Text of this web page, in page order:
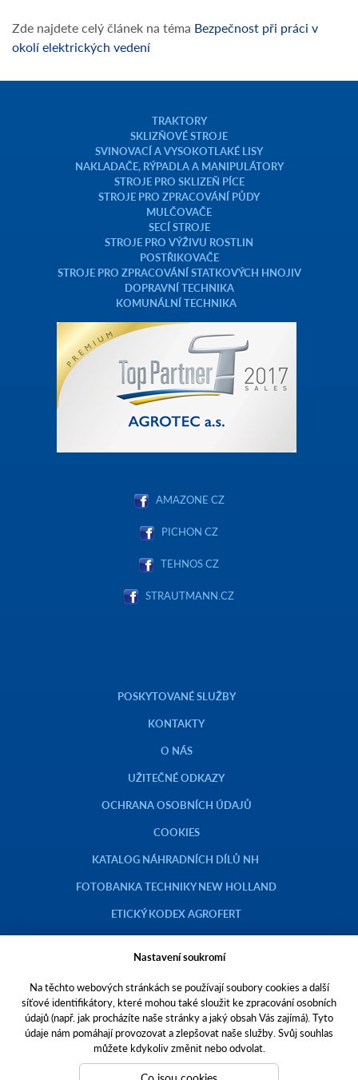
Zde najdete celý článek na téma Bezpečnost při práci v
okolí elektrických vedení
TRAKTORY
SKLIZŇOVÉ STROJE
SVINOVACÍ A VYSOKOTLAKÉ LISY
NAKLADAČE, RÝPADLA A MANIPULÁTORY
STROJE PRO SKLIZEŇ PÍCE
STROJE PRO ZPRACOVÁNÍ PŮDY
MULČOVAČE
SECÍ STROJE
STROJE PRO VÝŽIVU ROSTLIN
POSTŘIKOVAČE
STROJE PRO ZPRACOVÁNÍ STATKOVÝCH HNOJIV
DOPRAVNÍ TECHNIKA
KOMUNÁLNÍ TECHNIKA
AMAZONE CZ
PICHON CZ
TEHNOS CZ
STRAUTMANN.CZ
POSKYTOVANÉ SLUŽBY
KONTAKTY
O NÁS
UŽITEČNÉ ODKAZY
OCHRANA OSOBNÍCH ÚDAJŮ
COOKIES
KATALOG NÁHRADNÍCH DÍLŮ NH
FOTOBANKA TECHNIKY NEW HOLLAND
ETICKÝ KODEX AGROFERT
Copyright © 2023 AGROTEC a.s.
Toto jsou internetové stránky společnosti AGROTEC a. s., se sídlem v
Hustopečích, Brněnská 74, PSČ 69301, IČO 00544957,
zapsané v OR vedeném Krajským soudem v Brně, oddíl B, vložka 138.
Společnost AGROTEC a.s. je členem koncernu AGROFERT řízeného
Nastavení soukromí
Na těchto webových stránkách se používají soubory cookies a další
síťové identifikátory, které mohou také sloužit ke zpracování osobních
údajů (např. jak procházíte naše stránky a jaký obsah Vás zajímá). Tyto
údaje nám pomáhají provozovat a zlepšovat naše služby. Svůj souhlas
můžete kdykoliv změnit nebo odvolat.